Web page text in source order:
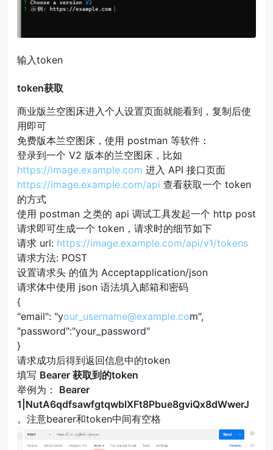
输入token
token获取
商业版兰空图床进入个人设置页面就能看到，复制后使
用即可
免费版本兰空图床，使用 postman 等软件：
登录到一个 V2 版本的兰空图床，比如
https://image.example.com 进入 API 接口页面
https://image.example.com/api 查看获取一个 token
的方式
使用 postman 之类的 api 调试工具发起一个 http post
请求即可生成一个 token，请求时的细节如下
请求 url: https://image.example.com/api/v1/tokens
请求方法: POST
设置请求头 的值为 Acceptapplication/json
请求体中使用 json 语法填入邮箱和密码
{
"email": "your_username@example.com",
"password":"your_password"
}
请求成功后得到返回信息中的token
填写 Bearer 获取到的token
举例为： Bearer
1|NutA6qdfsawfgtqwblXFt8Pbue8gviQx8dWwerJ
。注意bearer和token中间有空格